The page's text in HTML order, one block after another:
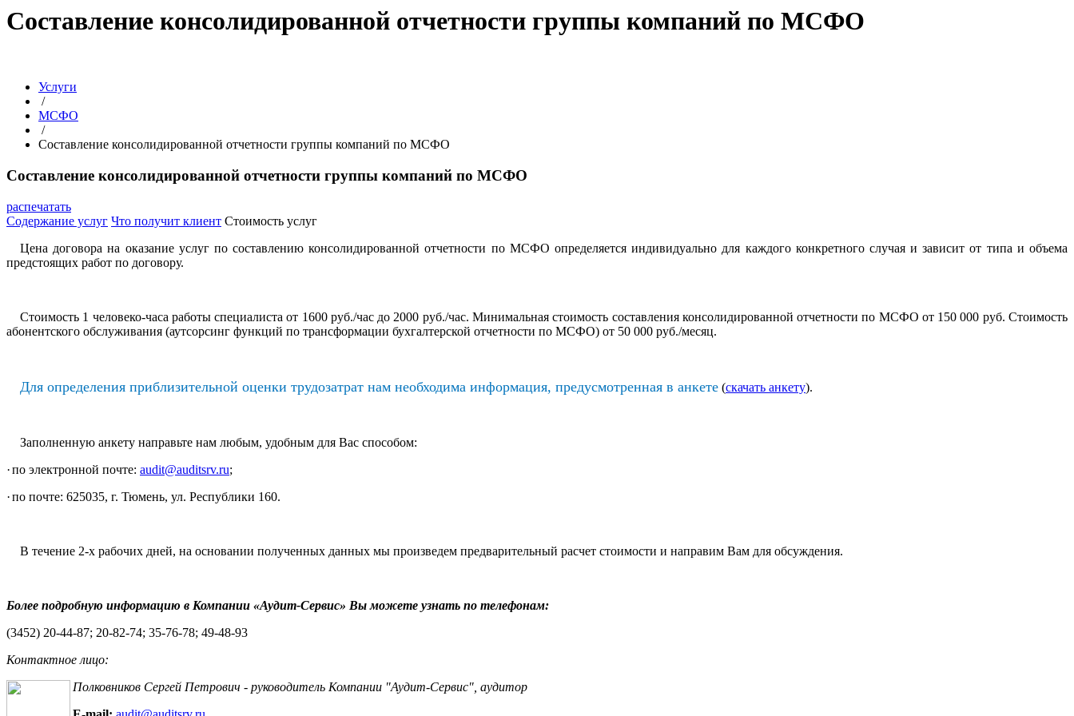
Составление консолидированной отчетности группы компаний по МСФО
Услуги
/
МСФО
/
Составление консолидированной отчетности группы компаний по МСФО
Составление консолидированной отчетности группы компаний по МСФО
распечатать
Содержание услуг Что получит клиент Стоимость услуг
Цена договора на оказание услуг по составлению консолидированной отчетности по МСФО определяется индивидуально для каждого конкретного случая и зависит от типа и объема
предстоящих работ по договору.
Стоимость 1 человеко-часа работы специалиста от 1600 руб./час до 2000 руб./час. Минимальная стоимость составления консолидированной отчетности по МСФО от 150 000 руб. Стоимость
абонентского обслуживания (аутсорсинг функций по трансформации бухгалтерской отчетности по МСФО) от 50 000 руб./месяц.
Для определения приблизительной оценки трудозатрат нам необходима информация, предусмотренная в анкете (скачать анкету).
Заполненную анкету направьте нам любым, удобным для Вас способом:
·по электронной почте: audit@auditsrv.ru;
·по почте: 625035, г. Тюмень, ул. Республики 160.
В течение 2-х рабочих дней, на основании полученных данных мы произведем предварительный расчет стоимости и направим Вам для обсуждения.
Более подробную информацию в Компании «Аудит-Сервис» Вы можете узнать по телефонам:
(3452) 20-44-87; 20-82-74; 35-76-78; 49-48-93
Контактное лицо:
Полковников Сергей Петрович - руководитель Компании "Аудит-Сервис", аудитор